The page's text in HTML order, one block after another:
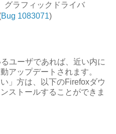
グラフィックドライバ
Bug 1083071)
ユーザであれば、近い内に
アップデートされます。
」方は、以下のFirefoxダウ
ストールすることができま